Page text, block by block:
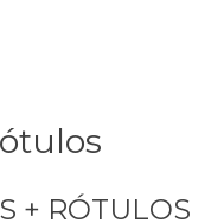
+ RÓTULOS